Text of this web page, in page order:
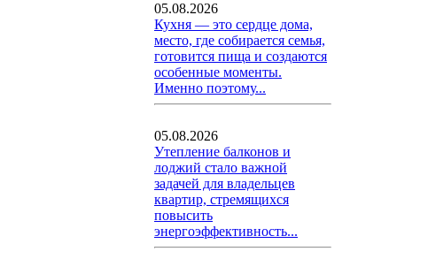
05.08.2026
Кухня — это сердце дома,
место, где собирается семья,
готовится пища и создаются
особенные моменты.
Именно поэтому...
05.08.2026
Утепление балконов и
лоджий стало важной
задачей для владельцев
квартир, стремящихся
повысить
энергоэффективность...